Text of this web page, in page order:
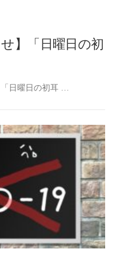
】「日曜日の初
「日曜日の初耳 …